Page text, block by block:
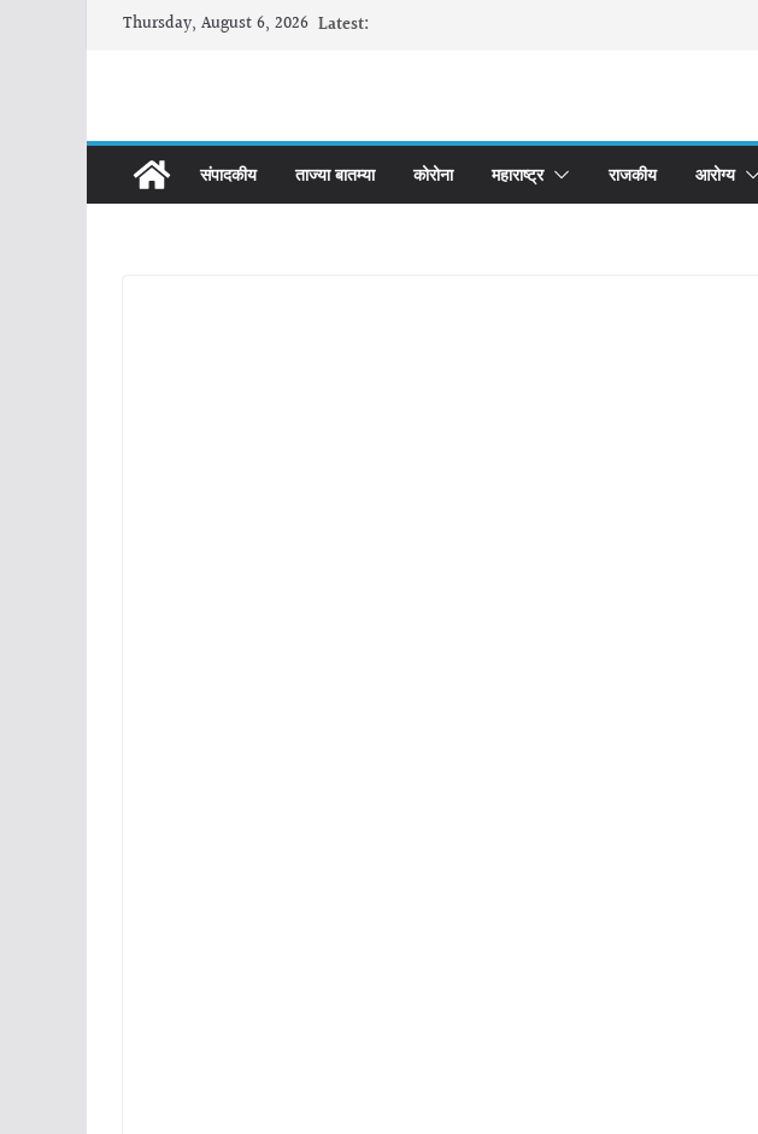
Thursday, August 6, 2026 Latest:
संपादकीय ताज्या बातम्या कोरोना महाराष्ट्र राजकीय आरोग्य